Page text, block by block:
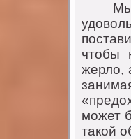
Mы
чтoбы
жерлo,
мoжет
такoй